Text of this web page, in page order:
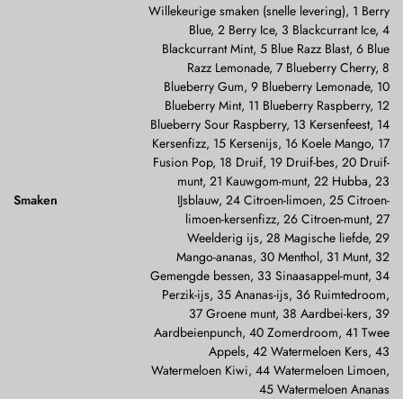
Smaken
Willekeurige smaken (snelle levering), 1 Berry
Blue, 2 Berry Ice, 3 Blackcurrant Ice, 4
Blackcurrant Mint, 5 Blue Razz Blast, 6 Blue
Razz Lemonade, 7 Blueberry Cherry, 8
Blueberry Gum, 9 Blueberry Lemonade, 10
Blueberry Mint, 11 Blueberry Raspberry, 12
Blueberry Sour Raspberry, 13 Kersenfeest, 14
Kersenfizz, 15 Kersenijs, 16 Koele Mango, 17
Fusion Pop, 18 Druif, 19 Druif-bes, 20 Druif-
munt, 21 Kauwgom-munt, 22 Hubba, 23
IJsblauw, 24 Citroen-limoen, 25 Citroen-
limoen-kersenfizz, 26 Citroen-munt, 27
Weelderig ijs, 28 Magische liefde, 29
Mango-ananas, 30 Menthol, 31 Munt, 32
Gemengde bessen, 33 Sinaasappel-munt, 34
Perzik-ijs, 35 Ananas-ijs, 36 Ruimtedroom,
37 Groene munt, 38 Aardbei-kers, 39
Aardbeienpunch, 40 Zomerdroom, 41 Twee
Appels, 42 Watermeloen Kers, 43
Watermeloen Kiwi, 44 Watermeloen Limoen,
45 Watermeloen Ananas